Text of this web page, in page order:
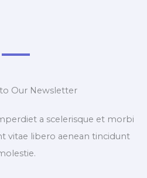
Our Newsletter
a scelerisque et morbi
vitae libero aenean tincidunt